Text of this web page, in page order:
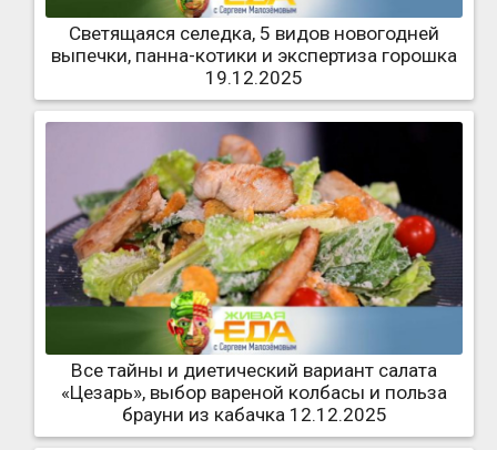
Светящаяся селедка, 5 видов новогодней
выпечки, панна-котики и экспертиза горошка
19.12.2025
Все тайны и диетический вариант салата
«Цезарь», выбор вареной колбасы и польза
брауни из кабачка 12.12.2025